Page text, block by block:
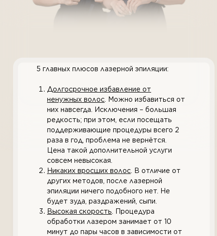
5 главных плюсов лазерной эпиляции:
Долгосрочное избавление от
ненужных волос . Можно избавиться от
них навсегда. Исключения – большая
редкость; при этом, если посещать
поддерживающие процедуры всего 2
раза в год, проблема не вернётся.
Цена такой дополнительной услуги
совсем невысокая.
Никаких вросших волос . В отличие от
других методов, после лазерной
эпиляции ничего подобного нет. Не
будет зуда, раздражений, сыпи.
Высокая скорость . Процедура
обработки лазером занимает от 10
минут до пары часов в зависимости от